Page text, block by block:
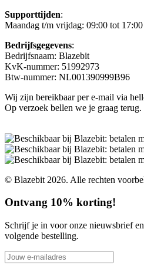
Supporttijden:
Maandag t/m vrijdag: 09:00 tot
Bedrijfsgegevens:
Bedrijfsnaam: Blazebit
KvK-nummer: 51992973
Btw-nummer: NL001390999B96
Wij zijn bereikbaar per e-mail via
Op verzoek bellen we je graag terug.
© Blazebit 2026. Alle rechten
Ontvang 10% korting!
Schrijf je in voor onze nieuwsbrief
volgende bestelling.